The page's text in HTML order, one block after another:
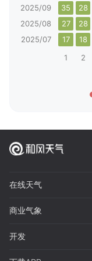
2025/09
35 28
2025/08
27 28
2025/07
17 18
1
2
在线天气
商业气象
开发